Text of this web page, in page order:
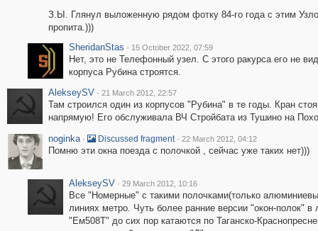
З.Ы. Глянул выложенную рядом фотку 84-го года с этим
пропита.)))
SheridanStas · 15 October 2022, 07:59
Нет, это не Телефонный узел. С этого ракурса его не
корпуса Рубина строятся.
AlekseySV · 21 March 2012, 22:57
Там строился один из корпусов "Рубина" в те годы. Кран
напрямую! Его обслуживала ВЧ Стройбата из Тушино на
noginka · Discussed fragment · 22 March 2012, 04:12
Помню эти окна поезда с полочкой , сейчас уже таких нет)))
AlekseySV · 29 March 2012, 10:16
Все "Номерные" с такими полочками(только
линиях метро. Чуть более ранние версии "окон-полок"
"Ем508Т" до сих пор катаются по Таганско-